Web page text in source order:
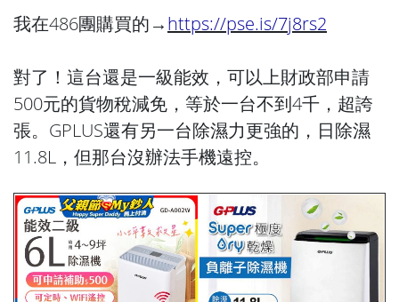
我在486團購買的→https://pse.is/7j8rs2
對了！這台還是一級能效，可以上財政部申請
500元的貨物稅減免，等於一台不到4千，超誇
張。GPLUS還有另一台除濕力更強的，日除濕
11.8L，但那台沒辦法手機遠控。